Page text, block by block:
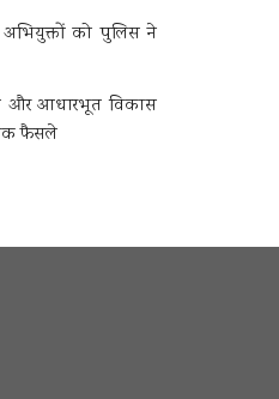
को पुलिस ने
और आधारभूत विकास
फैसले